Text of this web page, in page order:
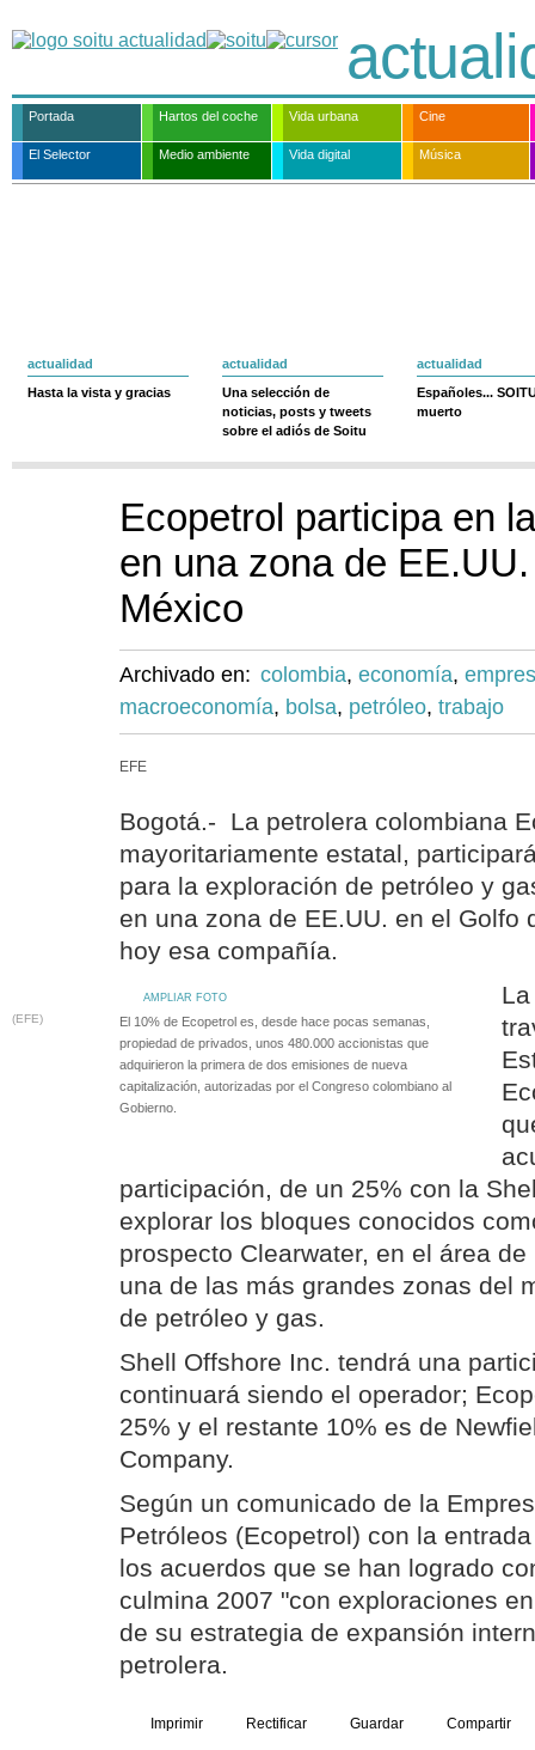
Portada Hartos del coche Vida urbana Cine
El Selector Medio ambiente Vida digital Música
actualidad
Hasta la vista y gracias
actualidad
Una selección de
noticias, posts y tweets
sobre el adiós de Soitu
actualidad
Españoles...
muerto
Ecopetrol participa en
en una zona de
México
Archivado en: colombia, economía,
macroeconomía, bolsa, petróleo, trabajo
EFE
Bogotá.- La petrolera colombiana
mayoritariamente estatal,
para la exploración de petróleo y
en una zona de EE.UU. en el Golfo
hoy esa compañía.
AMPLIAR FOTO
(EFE)
El 10% de Ecopetrol es, desde hace pocas semanas,
propiedad de privados, unos 480.000 accionistas que
adquirieron la primera de dos emisiones de nueva
capitalización, autorizadas por el Congreso colombiano al
Gobierno.
participación, de un 25% con la
explorar los bloques conocidos
prospecto Clearwater, en el área
una de las más grandes zonas del
de petróleo y gas.
Shell Offshore Inc. tendrá una
continuará siendo el operador;
25% y el restante 10% es de
Company.
Según un comunicado de la
Petróleos (Ecopetrol) con la
los acuerdos que se han logrado
culmina 2007 "con exploraciones
de su estrategia de expansión
petrolera.
Imprimir Rectificar Guardar Compartir